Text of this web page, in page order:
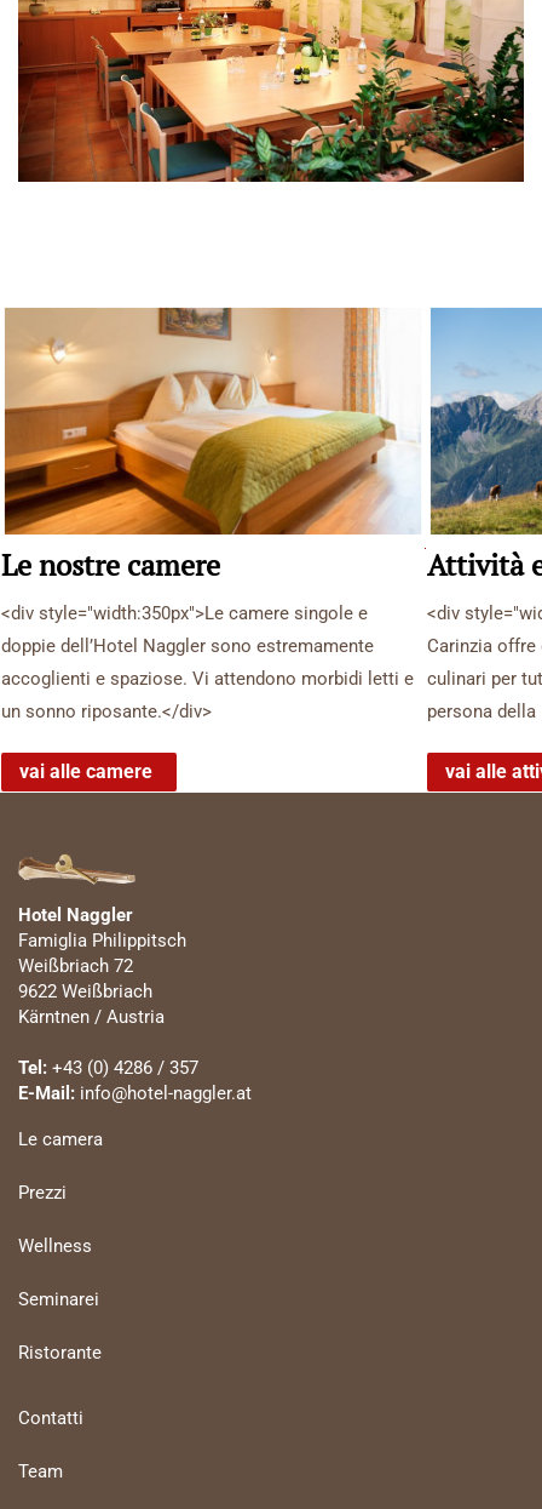
Le nostre camere
<div style="width:350px">Le camere singole e
doppie dell’Hotel Naggler sono estremamente
accoglienti e spaziose. Vi attendono morbidi letti e
un sonno riposante.</div>
vai alle camere
Attività
<div
Carinzia
culinari per
persona
vai alle
Hotel Naggler
Famiglia Philippitsch
Weißbriach 72
9622 Weißbriach
Kärntnen / Austria
Tel: +43 (0) 4286 / 357
E-Mail: info@hotel-naggler.at
Le camera
Prezzi
Wellness
Seminarei
Ristorante
Contatti
Team